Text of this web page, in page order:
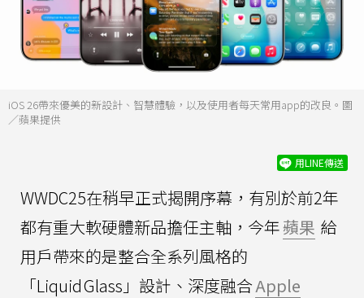
iOS 26帶來優美的新設計、智慧體驗，以及使用者每天常用app的改良。圖
／蘋果提供
用LINE傳送
WWDC25在稍早正式揭開序幕，有別於前2年
都有重大軟硬體新品擔任主軸，今年蘋果 給
用戶帶來的是整合全系列風格的
「Liquid Glass」設計、深度融合Apple